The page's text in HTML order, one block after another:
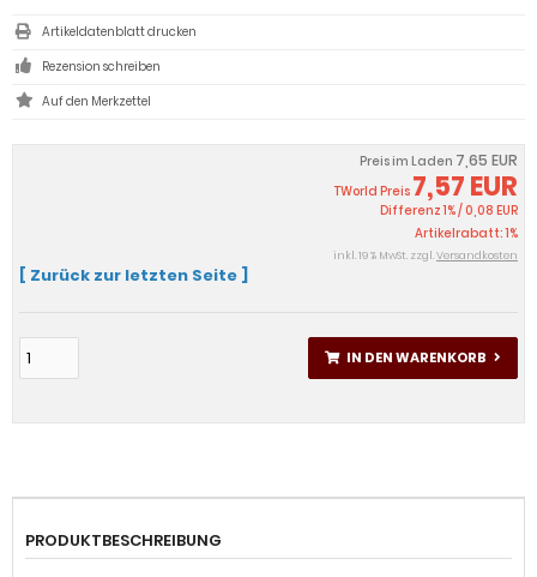
Preis im Laden 7,65 EUR
TWorld Preis 7,57 EUR
Differenz 1% / 0,08 EUR
Artikelrabatt: 1%
inkl. 19 % MwSt. zzgl.Versandkosten
[ Zurück zur letzten Seite ]
IN DEN WARENKORB
Artikeldatenblatt drucken
Rezension schreiben
PRODUKTBESCHREIBUNG